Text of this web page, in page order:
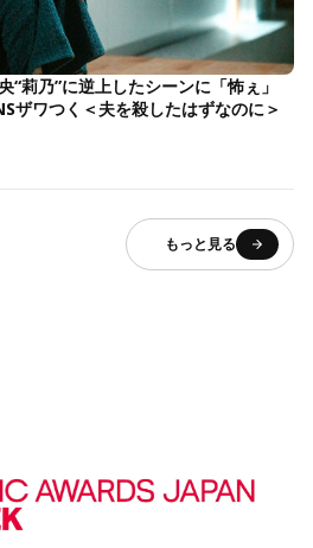
“莉乃”に逆上したシーンに「怖ぇ」
ザワつく＜夫を殺したはずなのに＞
もっと見る